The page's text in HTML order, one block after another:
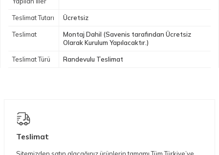
Teslimat Tutarı Ücretsiz
Teslimat
Montaj Dahil (Savenis tarafından Ücretsiz
Olarak Kurulum Yapılacaktır.)
Teslimat Türü Randevulu Teslimat
Teslimat
Sitemizden satın alacağınız ürünlerin tamamı Tüm Türkiye’ye